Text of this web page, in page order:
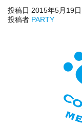
投稿日 2015年5月19
投稿者 PARTY